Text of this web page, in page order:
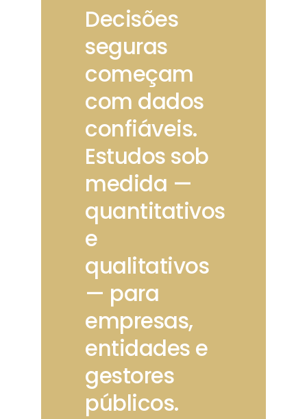
Decisões
seguras
começam
com dados
confiáveis.
Estudos sob
medida —
quantitativos
e
qualitativos
— para
empresas,
entidades e
gestores
públicos.